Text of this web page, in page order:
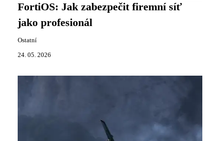
FortiOS: Jak zabezpečit firemní síť
jako profesionál
Ostatní
24. 05. 2026